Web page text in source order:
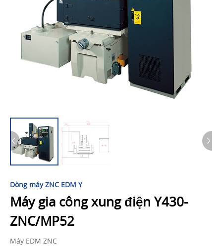
Dòng máy ZNC EDM Y
Máy gia công xung điện Y430-
ZNC/MP52
Máy EDM ZNC